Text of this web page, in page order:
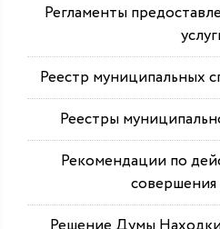
Регламенты
Реестр муниципальных
Реестры
Рекомендации по
совершения